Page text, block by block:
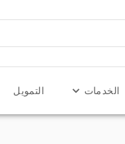
الخدمات التمويل